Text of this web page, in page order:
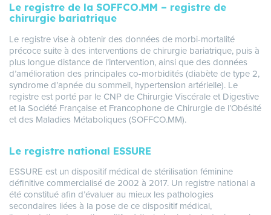
Le registre de la SOFFCO.MM – registre de
chirurgie bariatrique
Le registre vise à obtenir des données de morbi-mortalité
précoce suite à des interventions de chirurgie bariatrique, puis à
plus longue distance de l’intervention, ainsi que des données
d’amélioration des principales co-morbidités (diabète de type 2,
syndrome d’apnée du sommeil, hypertension artérielle). Le
registre est porté par le CNP de Chirurgie Viscérale et Digestive
et la Société Française et Francophone de Chirurgie de l’Obésité
et des Maladies Métaboliques (SOFFCO.MM).
Le registre national ESSURE
ESSURE est un dispositif médical de stérilisation féminine
définitive commercialisé de 2002 à 2017. Un registre national a
été constitué afin d’évaluer au mieux les pathologies
secondaires liées à la pose de ce dispositif médical,